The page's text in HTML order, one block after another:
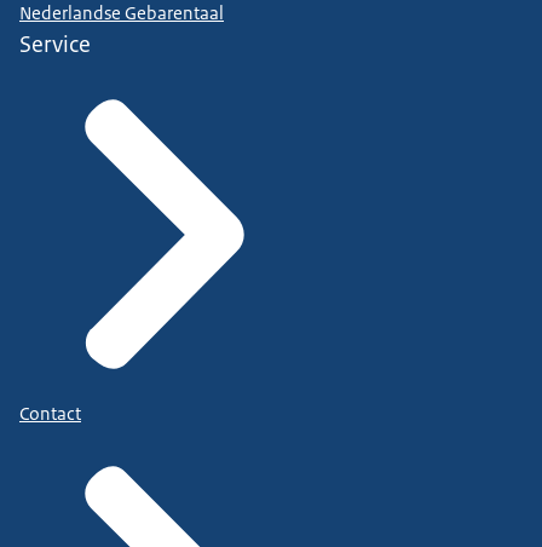
Nederlandse Gebarentaal
Service
Contact